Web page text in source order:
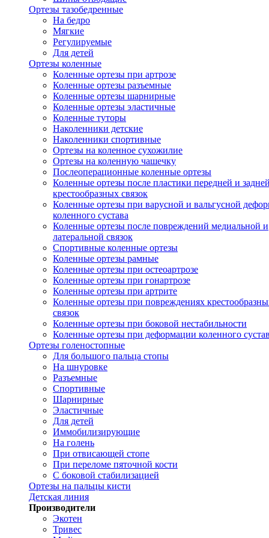
Ортезы тазобедренные
На бедро
Мягкие
Регулируемые
Для детей
Ортезы коленные
Коленные ортезы при артрозе
Коленные ортезы разъемные
Коленные ортезы шарнирные
Коленные ортезы эластичные
Коленные туторы
Наколенники детские
Наколенники спортивные
Ортезы на коленное сухожилие
Ортезы на коленную чашечку
Послеоперационные коленные ортезы
Коленные ортезы после пластики передней и
крестообразных связок
Коленные ортезы при варусной и вальгусной
коленного сустава
Коленные ортезы после повреждений медиальной и
латеральной связок
Спортивные коленные ортезы
Коленные ортезы рамные
Коленные ортезы при остеоартрозе
Коленные ортезы при гонартрозе
Коленные ортезы при артрите
Коленные ортезы при повреждениях
связок
Коленные ортезы при боковой нестабильности
Коленные ортезы при деформации коленного
Ортезы голеностопные
Для большого пальца стопы
На шнуровке
Разъемные
Спортивные
Шарнирные
Эластичные
Для детей
Иммобилизирующие
На голень
При отвисающей стопе
При переломе пяточной кости
С боковой стабилизацией
Ортезы на пальцы кисти
Детская линия
Производители
Экотен
Тривес